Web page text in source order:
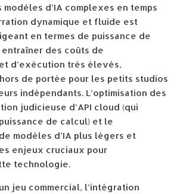
d’IA complexes en temps
dynamique et fluide est
en termes de puissance de
des coûts de
d’exécution très élevés,
de portée pour les petits studios
indépendants. L’optimisation des
judicieuse d’API cloud (qui
de calcul) et le
modèles d’IA plus légers et
enjeux cruciaux pour
technologie.
jeu commercial, l’intégration